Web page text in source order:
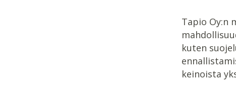
Tapio Oy:n
kuten
keinoista